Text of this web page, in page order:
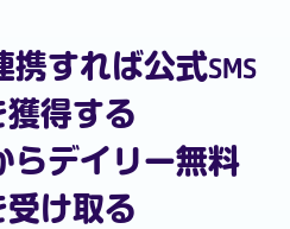
携すれば公式SMS
得する
らデイリー無料
け取る